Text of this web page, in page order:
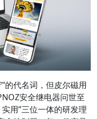
的代名词，但皮尔磁用
安全继电器问世至
用”三位一体的研发理